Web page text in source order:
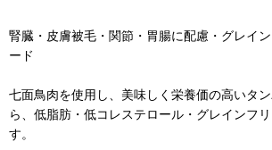
腎臓・皮膚被毛・関節・胃腸に配慮・グレイ
ード
七面鳥肉を使用し、美味しく栄養価の高いタ
ら、低脂肪・低コレステロール・グレインフ
す。